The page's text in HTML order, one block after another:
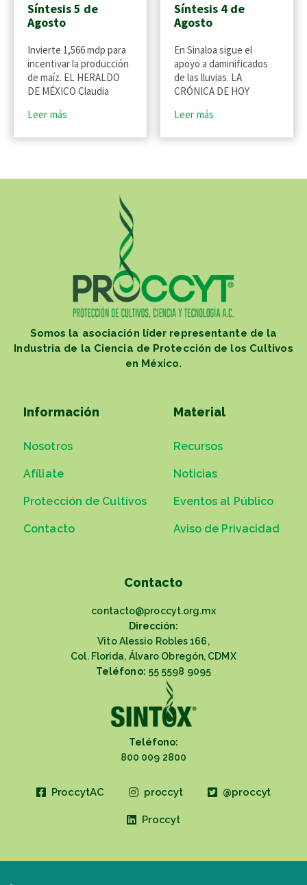
Síntesis 5 de
Agosto
Invierte 1,566 mdp para
incentivar la producción
de maíz. EL HERALDO
DE MÉXICO Claudia
Leer más
Síntesis 4 de
Agosto
En Sinaloa sigue el
apoyo a daminificados
de las lluvias. LA
CRÓNICA DE HOY
Leer más
Somos la asociación líder representante de la
Industria de la Ciencia de Protección de los Cultivos
en México.
Información
Nosotros
Afíliate
Protección de Cultivos
Contacto
Material
Recursos
Noticias
Eventos al Público
Aviso de Privacidad
Contacto
contacto@proccyt.org.mx
Dirección:
Vito Alessio Robles 166,
Col. Florida, Álvaro Obregón, CDMX
Teléfono: 55 5598 9095
Teléfono:
800 009 2800
ProccytAC proccyt @proccyt
Proccyt